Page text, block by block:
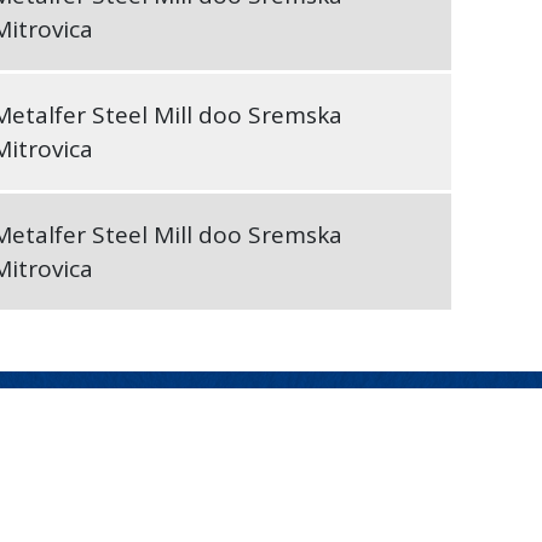
Steel Mill doo Sremska
Steel Mill doo Sremska